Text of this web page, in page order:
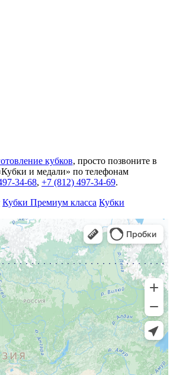
кубков, просто позвоните в
и медали» по телефонам
34-68, +7 (812) 497-34-69.
Кубки Премиум класса Кубки